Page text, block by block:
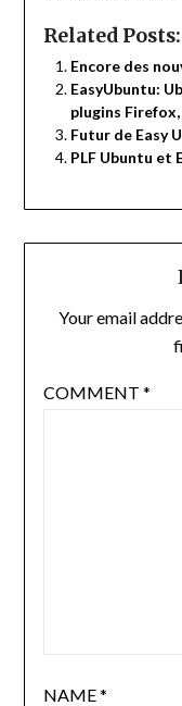
Related Posts:
Encore des
EasyUbuntu:
plugins
Futur de Easy
PLF Ubuntu et
Your email
COMMENT *
NAME*